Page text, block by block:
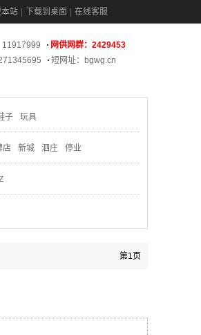
本站 下载到桌面 在线客服
11917999
网供网群：2429453
短网址：bgwg.cn
子 玩具
店 新城 泗庄 停业
第1页